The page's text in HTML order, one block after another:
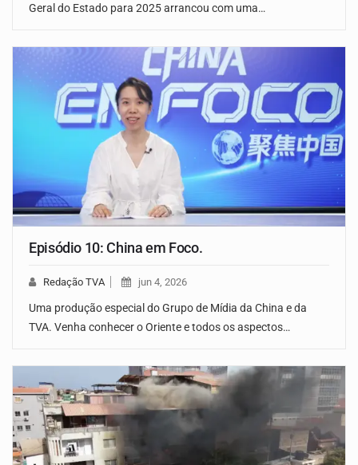
Geral do Estado para 2025 arrancou com uma…
Episódio 10: China em Foco.
Redação TVA jun 4, 2026
Uma produção especial do Grupo de Mídia da China e da
TVA. Venha conhecer o Oriente e todos os aspectos…